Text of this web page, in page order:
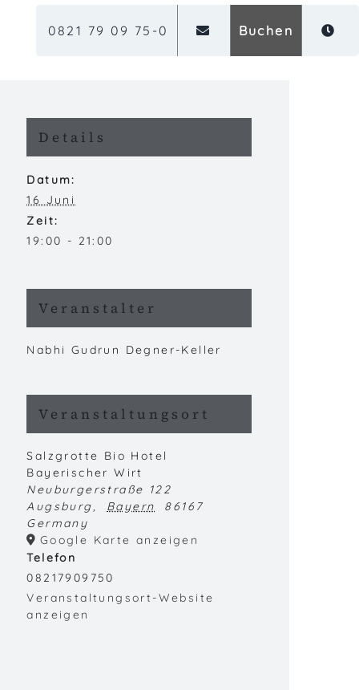
0821 79 09 75-0 Buchen
Details
Datum:
16 Juni
Zeit:
19:00 - 21:00
Veranstalter
Nabhi Gudrun Degner-Keller
Veranstaltungsort
Salzgrotte Bio Hotel
Bayerischer Wirt
Neuburgerstraße 122
Augsburg, Bayern
86167
Germany
Google Karte anzeigen
Telefon
08217909750
Veranstaltungsort-Website
anzeigen